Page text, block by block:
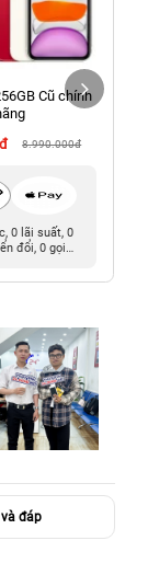
Cũ)
(TP. Vũng
(Tân Bình
Cũ chính
8.990.000đ
0 lãi suất, 0
đổi, 0 gọi
đáp